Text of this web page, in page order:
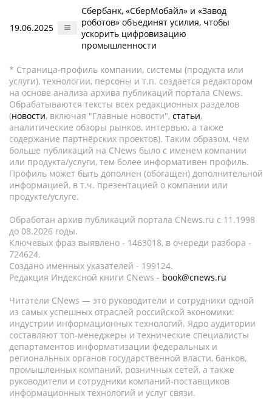
19.06.2025
Сбербанк, «СберМобайл» и «Завод
роботов» объединят усилия, чтобы
ускорить цифровизацию
промышленности
* Страница-профиль компании, системы (продукта или
услуги), технологии, персоны и т.п. создается редактором
на основе анализа архива публикаций портала CNews.
Обрабатываются тексты всех редакционных разделов
(новости, включая "Главные новости", статьи,
аналитические обзоры рынков, интервью, а также
содержание партнёрских проектов). Таким образом, чем
больше публикаций на CNews было с именем компании
или продукта/услуги, тем более информативен профиль.
Профиль может быть дополнен (обогащен) дополнительной
информацией, в т.ч. презентацией о компании или
продукте/услуге.
Обработан архив публикаций портала CNews.ru c 11.1998
до 08.2026 годы.
Ключевых фраз выявлено - 1463018, в очереди разбора -
724624.
Создано именных указателей - 199124.
Редакция Индексной книги CNews - book@cnews.ru
Читатели CNews — это руководители и сотрудники одной
из самых успешных отраслей российской экономики:
индустрии информационных технологий. Ядро аудитории
составляют топ-менеджеры и технические специалисты
департаментов информатизации федеральных и
региональных органов государственной власти, банков,
промышленных компаний, розничных сетей, а также
руководители и сотрудники компаний-поставщиков
информационных технологий и услуг связи.